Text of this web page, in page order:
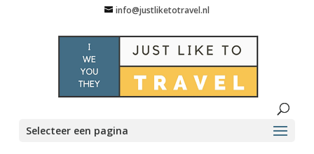
info@justliketotravel.nl
Selecteer een pagina